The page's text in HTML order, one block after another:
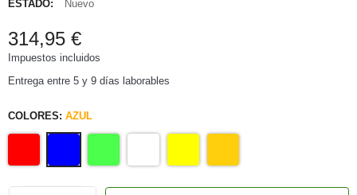
ESTADO:
Nuevo
314,95 €
Impuestos incluidos
Entrega entre 5 y 9 días laborables
COLORES: AZUL